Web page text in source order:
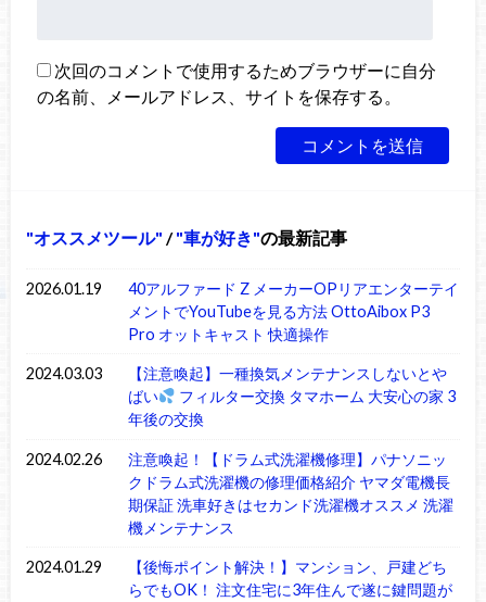
次回のコメントで使用するためブラウザーに自分
の名前、メールアドレス、サイトを保存する。
オススメツール / 車が好き の最新記事
2026.01.19
40アルファード Z メーカーOPリアエンターテイ
メントでYouTubeを見る方法 OttoAibox P3
Pro オットキャスト 快適操作
2024.03.03
【注意喚起】一種換気メンテナンスしないとや
ばい
フィルター交換 タマホーム 大安心の家 3
年後の交換
2024.02.26
注意喚起！【ドラム式洗濯機修理】パナソニッ
クドラム式洗濯機の修理価格紹介 ヤマダ電機長
期保証 洗車好きはセカンド洗濯機オススメ 洗濯
機メンテナンス
2024.01.29
【後悔ポイント解決！】マンション、戸建どち
らでもOK！ 注文住宅に3年住んで遂に鍵問題が